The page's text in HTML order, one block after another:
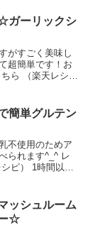
ガーリックシ
がすごく美味し
超簡単です！お
ら （楽天レシ
パーみんなのレ
簡単グルテン
不使用のためア
られます^_^ レ
ピ） 1時間以上
ッシュルーム
☆